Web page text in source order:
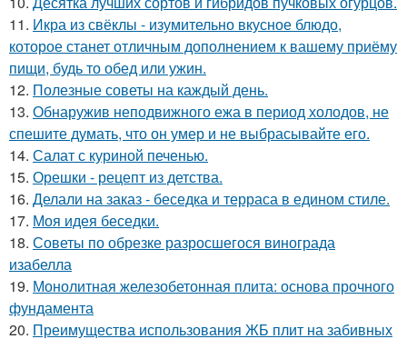
11. Икра из свёклы - изумительно вкусное блюдо,
которое станет отличным дополнением к вашему приёму
пищи, будь то обед или ужин.
12. Полезные советы на каждый день.
13. Обнаружив неподвижного ежа в период холодов, не
спешите думать, что он умер и не выбрасывайте его.
14. Салат с куриной печенью.
15. Орешки - рецепт из детства.
16. Делали на заказ - беседка и терраса в едином стиле.
17. Моя идея беседки.
18. Советы по обрезке разросшегося винограда
изабелла
19. Монолитная железобетонная плита: основа прочного
фундамента
20. Преимущества использования ЖБ плит на забивных